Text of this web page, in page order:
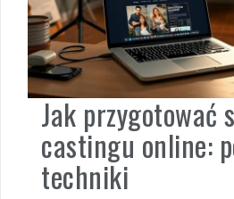
Jak przygotować
castingu online:
techniki